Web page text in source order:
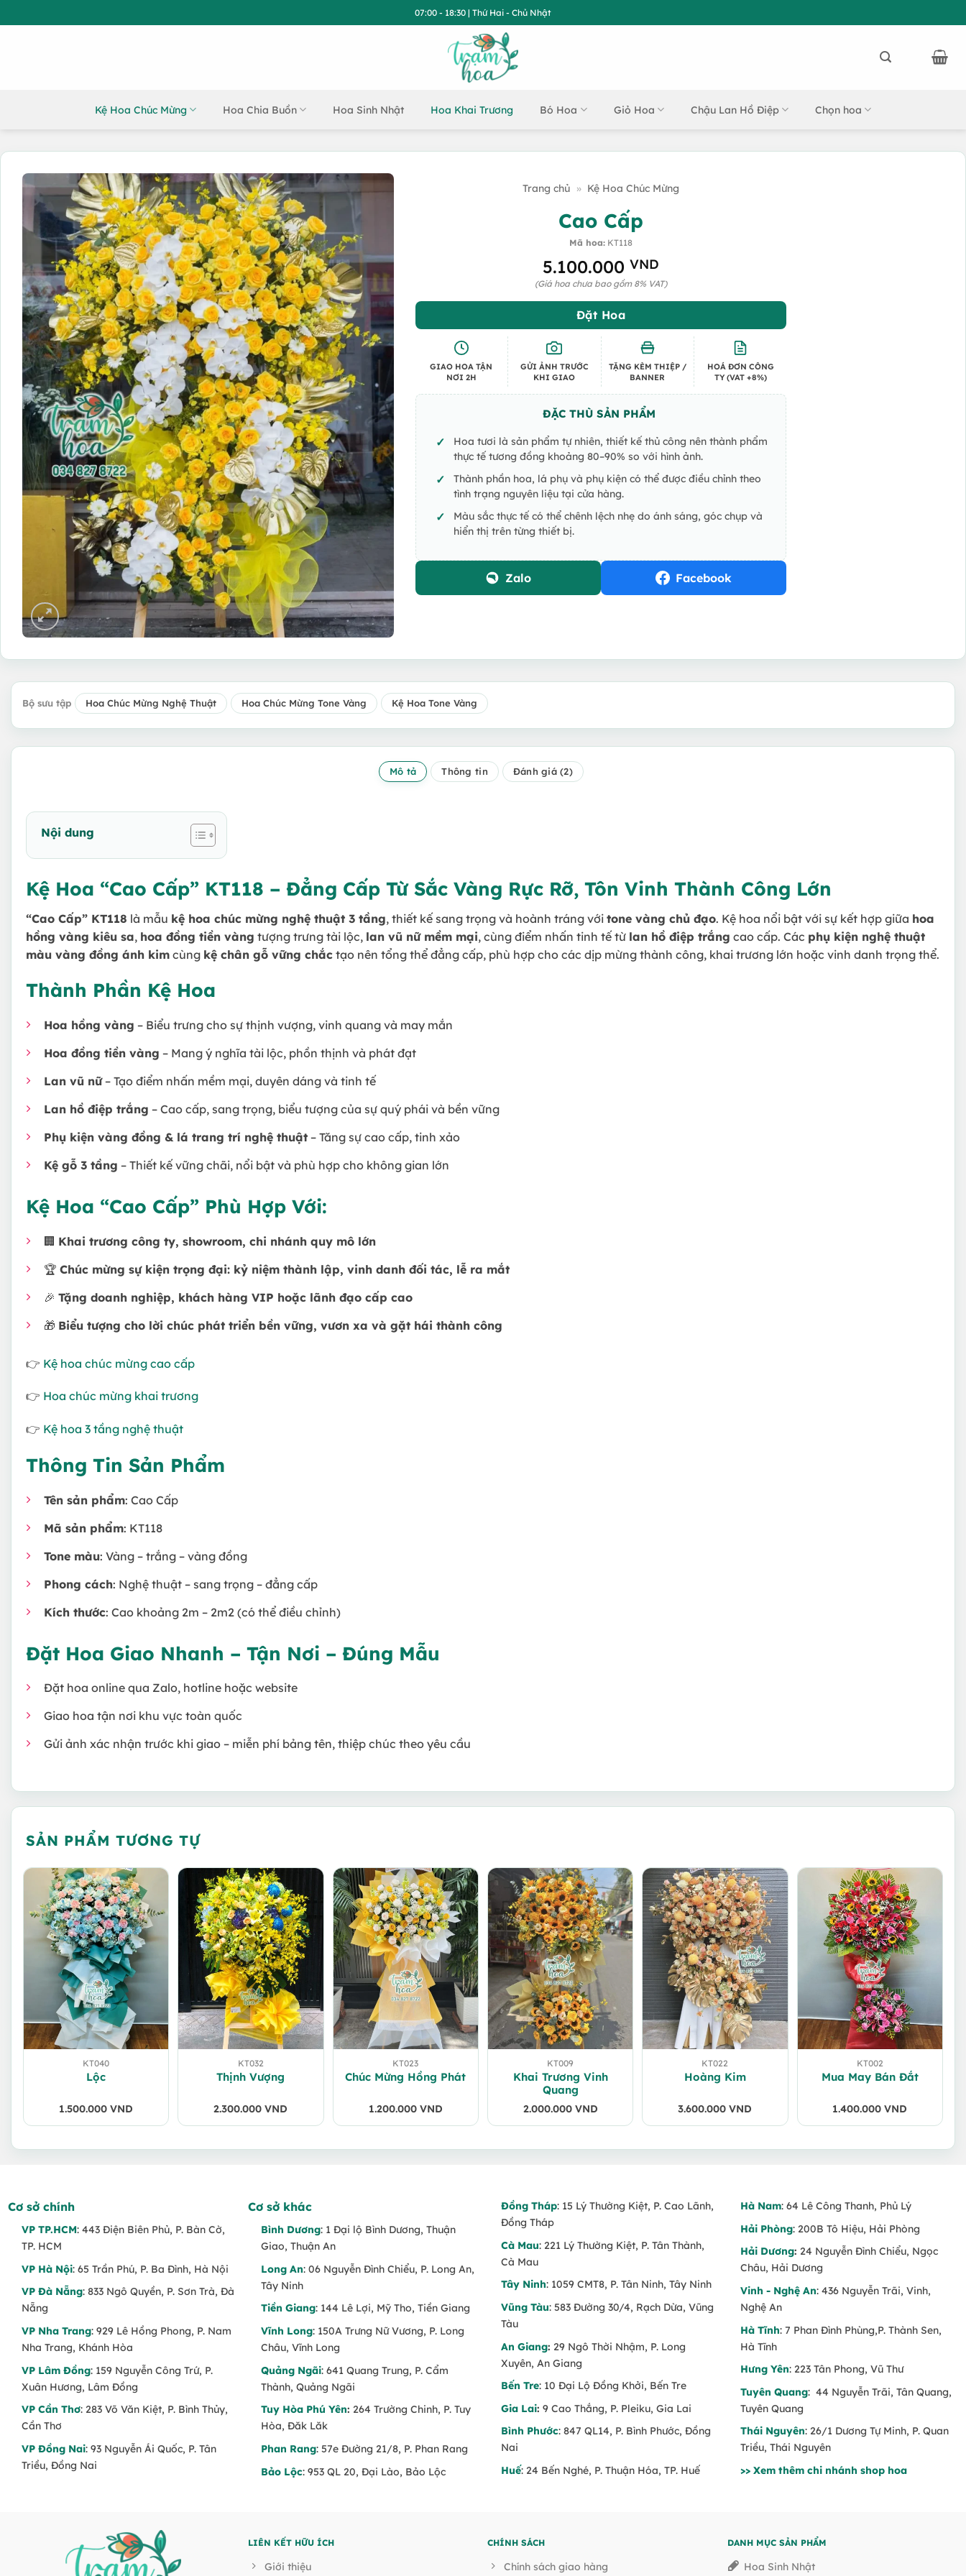
qua
07:00 - 18:30 | Thứ Hai - Chủ Nhật
Kệ Hoa Chúc Mừng Hoa Chia Buồn Hoa Sinh Nhật Hoa Khai Trương Bó Hoa Giỏ Hoa Chậu Lan Hồ Điệp Chọn hoa
Trang chủ » Kệ Hoa Chúc Mừng
Cao Cấp
Mã hoa: KT118
5.100.000 VND
(Giá hoa chưa bao gồm 8% VAT)
Đặt Hoa
GIAO HOA TẬN
NƠI 2H
GỬI ẢNH TRƯỚC
KHI GIAO
TẶNG KÈM THIỆP /
BANNER
HOÁ ĐƠN CÔNG
TY (VAT +8%)
ĐẶC THÙ SẢN PHẨM
Hoa tươi là sản phẩm tự nhiên, thiết kế thủ công nên thành phẩm
thực tế tương đồng khoảng 80–90% so với hình ảnh.
Thành phần hoa, lá phụ và phụ kiện có thể được điều chỉnh theo
tình trạng nguyên liệu tại cửa hàng.
Màu sắc thực tế có thể chênh lệch nhẹ do ánh sáng, góc chụp và
hiển thị trên từng thiết bị.
Zalo Facebook
Bộ sưu tập Hoa Chúc Mừng Nghệ Thuật Hoa Chúc Mừng Tone Vàng Kệ Hoa Tone Vàng
Mô tả Thông tin Đánh giá (2)
Nội dung
Kệ Hoa “Cao Cấp” KT118 – Đẳng Cấp Từ Sắc Vàng Rực Rỡ, Tôn Vinh Thành Công Lớn
“Cao Cấp” KT118 là mẫu kệ hoa chúc mừng nghệ thuật 3 tầng, thiết kế sang trọng và hoành tráng với tone vàng chủ đạo. Kệ hoa nổi bật với sự kết hợp giữa hoa
hồng vàng kiêu sa, hoa đồng tiền vàng tượng trưng tài lộc, lan vũ nữ mềm mại, cùng điểm nhấn tinh tế từ lan hồ điệp trắng cao cấp. Các phụ kiện nghệ thuật
màu vàng đồng ánh kim cùng kệ chân gỗ vững chắc tạo nên tổng thể đẳng cấp, phù hợp cho các dịp mừng thành công, khai trương lớn hoặc vinh danh trọng thể.
Thành Phần Kệ Hoa
Hoa hồng vàng – Biểu trưng cho sự thịnh vượng, vinh quang và may mắn
Hoa đồng tiền vàng – Mang ý nghĩa tài lộc, phồn thịnh và phát đạt
Lan vũ nữ– Tạo điểm nhấn mềm mại, duyên dáng và tinh tế
Lan hồ điệp trắng – Cao cấp, sang trọng, biểu tượng của sự quý phái và bền vững
Phụ kiện vàng đồng & lá trang trí nghệ thuật – Tăng sự cao cấp, tinh xảo
Kệ gỗ 3 tầng – Thiết kế vững chãi, nổi bật và phù hợp cho không gian lớn
Kệ Hoa “Cao Cấp” Phù Hợp Với:
🏢 Khai trương công ty, showroom, chi nhánh quy mô lớn
🏆 Chúc mừng sự kiện trọng đại: kỷ niệm thành lập, vinh danh đối tác, lễ ra mắt
🎉 Tặng doanh nghiệp, khách hàng VIP hoặc lãnh đạo cấp cao
🎁 Biểu tượng cho lời chúc phát triển bền vững, vươn xa và gặt hái thành công
👉 Kệ hoa chúc mừng cao cấp
👉 Hoa chúc mừng khai trương
👉 Kệ hoa 3 tầng nghệ thuật
Thông Tin Sản Phẩm
Tên sản phẩm: Cao Cấp
Mã sản phẩm: KT118
Tone màu: Vàng – trắng – vàng đồng
Phong cách: Nghệ thuật – sang trọng – đẳng cấp
Kích thước: Cao khoảng 2m – 2m2 (có thể điều chỉnh)
Đặt Hoa Giao Nhanh – Tận Nơi – Đúng Mẫu
Đặt hoa online qua Zalo, hotline hoặc website
Giao hoa tận nơi khu vực toàn quốc
Gửi ảnh xác nhận trước khi giao – miễn phí bảng tên, thiệp chúc theo yêu cầu
SẢN PHẨM TƯƠNG TỰ
KT040
Lộc
1.500.000VND
KT032
Thịnh Vượng
2.300.000VND
KT023
Chúc Mừng Hồng Phát
1.200.000 VND
KT009
Khai Trương Vinh
Quang
2.000.000 VND
KT022
Hoàng Kim
3.600.000VND
KT002
Mua May Bán Đắt
1.400.000VND
Cơ sở chính
VP TP.HCM: 443 Điện Biên Phủ, P. Bàn Cờ,
TP. HCM
VP Hà Nội: 65 Trần Phú, P. Ba Đình, Hà Nội
VP Đà Nẵng: 833 Ngô Quyền, P. Sơn Trà, Đà
Nẵng
VP Nha Trang: 929 Lê Hồng Phong, P. Nam
Nha Trang, Khánh Hòa
VP Lâm Đồng: 159 Nguyễn Công Trứ, P.
Xuân Hương, Lâm Đồng
VP Cần Thơ: 283 Võ Văn Kiệt, P. Bình Thủy,
Cần Thơ
VP Đồng Nai: 93 Nguyễn Ái Quốc, P. Tân
Triều, Đồng Nai
Cơ sở khác
Bình Dương: 1 Đại lộ Bình Dương, Thuận
Giao, Thuận An
Long An: 06 Nguyễn Đình Chiểu, P. Long An,
Tây Ninh
Tiền Giang: 144 Lê Lợi, Mỹ Tho, Tiền Giang
Vĩnh Long: 150A Trưng Nữ Vương, P. Long
Châu, Vĩnh Long
Quảng Ngãi: 641 Quang Trung, P. Cẩm
Thành, Quảng Ngãi
Tuy Hòa Phú Yên: 264 Trường Chinh, P. Tuy
Hòa, Đăk Lăk
Phan Rang: 57e Đường 21/8, P. Phan Rang
Bảo Lộc: 953 QL 20, Đại Lào, Bảo Lộc
Đồng Tháp: 15 Lý Thường Kiệt, P. Cao Lãnh,
Đồng Tháp
Cà Mau: 221 Lý Thường Kiệt, P. Tân Thành,
Cà Mau
Tây Ninh: 1059 CMT8, P. Tân Ninh, Tây Ninh
Vũng Tàu: 583 Đường 30/4, Rạch Dừa, Vũng
Tàu
An Giang: 29 Ngô Thời Nhậm, P. Long
Xuyên, An Giang
Bến Tre: 10 Đại Lộ Đồng Khởi, Bến Tre
Gia Lai: 9 Cao Thắng, P. Pleiku, Gia Lai
Bình Phước: 847 QL14, P. Bình Phước, Đồng
Nai
Huế: 24 Bến Nghé, P. Thuận Hóa, TP. Huế
Hà Nam: 64 Lê Công Thanh, Phủ Lý
Hải Phòng: 200B Tô Hiệu, Hải Phòng
Hải Dương: 24 Nguyễn Đình Chiểu, Ngọc
Châu, Hải Dương
Vinh - Nghệ An: 436 Nguyễn Trãi, Vinh,
Nghệ An
Hà Tĩnh: 7 Phan Đình Phùng,P. Thành Sen,
Hà Tĩnh
Hưng Yên: 223 Tân Phong, Vũ Thư
Tuyên Quang: 44 Nguyễn Trãi, Tân Quang,
Tuyên Quang
Thái Nguyên: 26/1 Dương Tự Minh, P. Quan
Triều, Thái Nguyên
>> Xem thêm chi nhánh shop hoa
LIÊN KẾT HỮU ÍCH
Giới thiệu
CHÍNH SÁCH
Chính sách giao hàng
DANH MỤC SẢN PHẨM
Hoa Sinh Nhật